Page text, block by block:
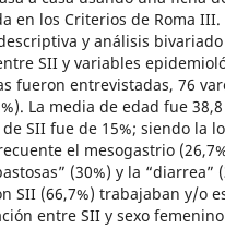
en los Criterios de Roma
y análisis
SII y variables
fueron entrevistadas, 76
La media de edad fue
SII fue de 15%; siendo la
el mesogastrio
(30%) y la “diarrea”
SII (66,7%) trabajaban y/o
entre SII y sexo